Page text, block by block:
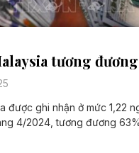
tương đương
được ghi nhận ở mức 1,22
4/2024, tương đương